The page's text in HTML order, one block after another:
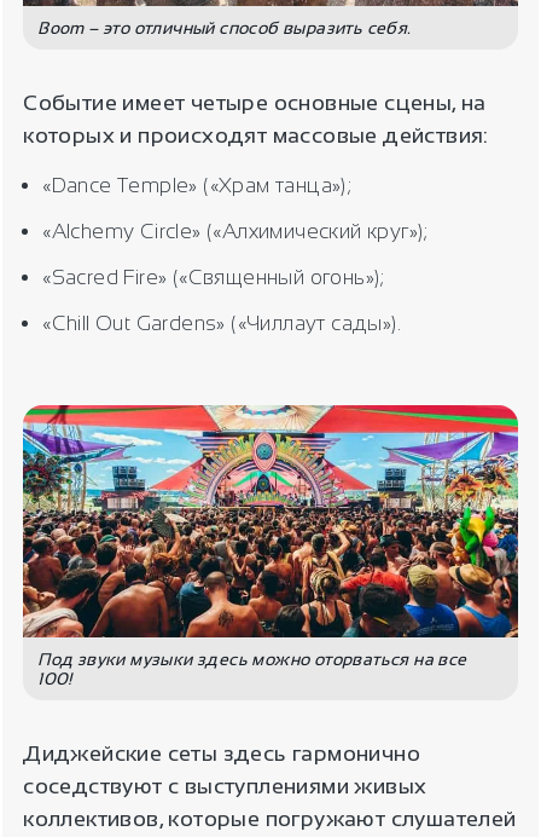
Boom – это отличный способ выразить себя.
Событие имеет четыре основные сцены, на
которых и происходят массовые действия:
«Dance Temple» («Храм танца»);
«Alchemy Circle» («Алхимический круг»);
«Sacred Fire» («Священный огонь»);
«Chill Out Gardens» («Чиллаут сады»).
Под звуки музыки здесь можно оторваться на все
100!
Диджейские сеты здесь гармонично
соседствуют с выступлениями живых
коллективов, которые погружают слушателей